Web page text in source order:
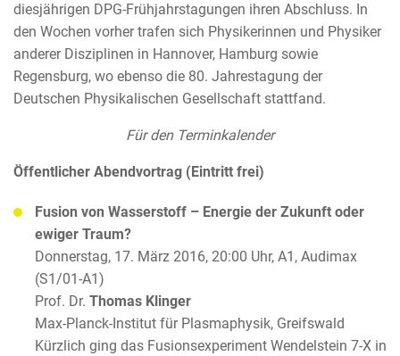
diesjährigen DPG-Frühjahrstagungen ihren Abschluss. In
den Wochen vorher trafen sich Physikerinnen und Physiker
anderer Disziplinen in Hannover, Hamburg sowie
Regensburg, wo ebenso die 80. Jahrestagung der
Deutschen Physikalischen Gesellschaft stattfand.
Für den Terminkalender
Öffentlicher Abendvortrag (Eintritt frei)
Fusion von Wasserstoff – Energie der Zukunft oder
ewiger Traum?
Donnerstag, 17. März 2016, 20:00 Uhr, A1, Audimax
(S1/01-A1)
Prof. Dr. Thomas Klinger
Max-Planck-Institut für Plasmaphysik, Greifswald
Kürzlich ging das Fusionsexperiment Wendelstein 7-X in